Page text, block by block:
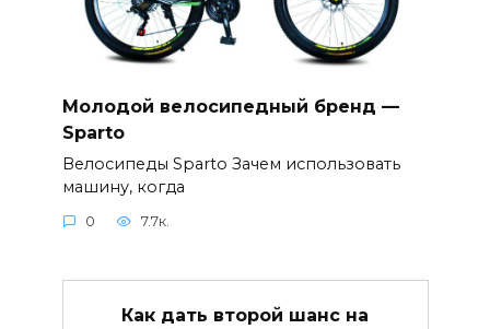
Молодой велосипедный бренд —
Sparto
Велосипеды Sparto Зачем использовать
машину, когда
0 7.7к.
Как дать второй шанс на